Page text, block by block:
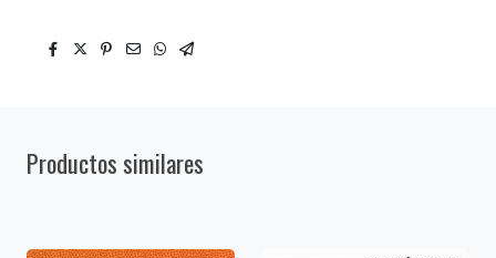
Productos similares